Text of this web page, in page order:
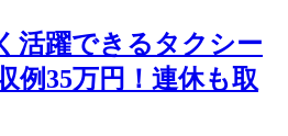
活躍できるタクシー
例35万円！連休も取